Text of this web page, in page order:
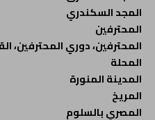
المجد السكندري
المحترفين
المحترفين، دوري المحترفين،
المحلة
المدينة المنورة
المريخ
المصري بالسلوم